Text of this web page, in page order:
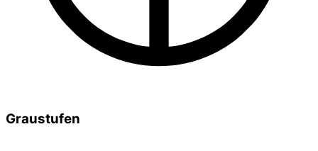
Graustufen